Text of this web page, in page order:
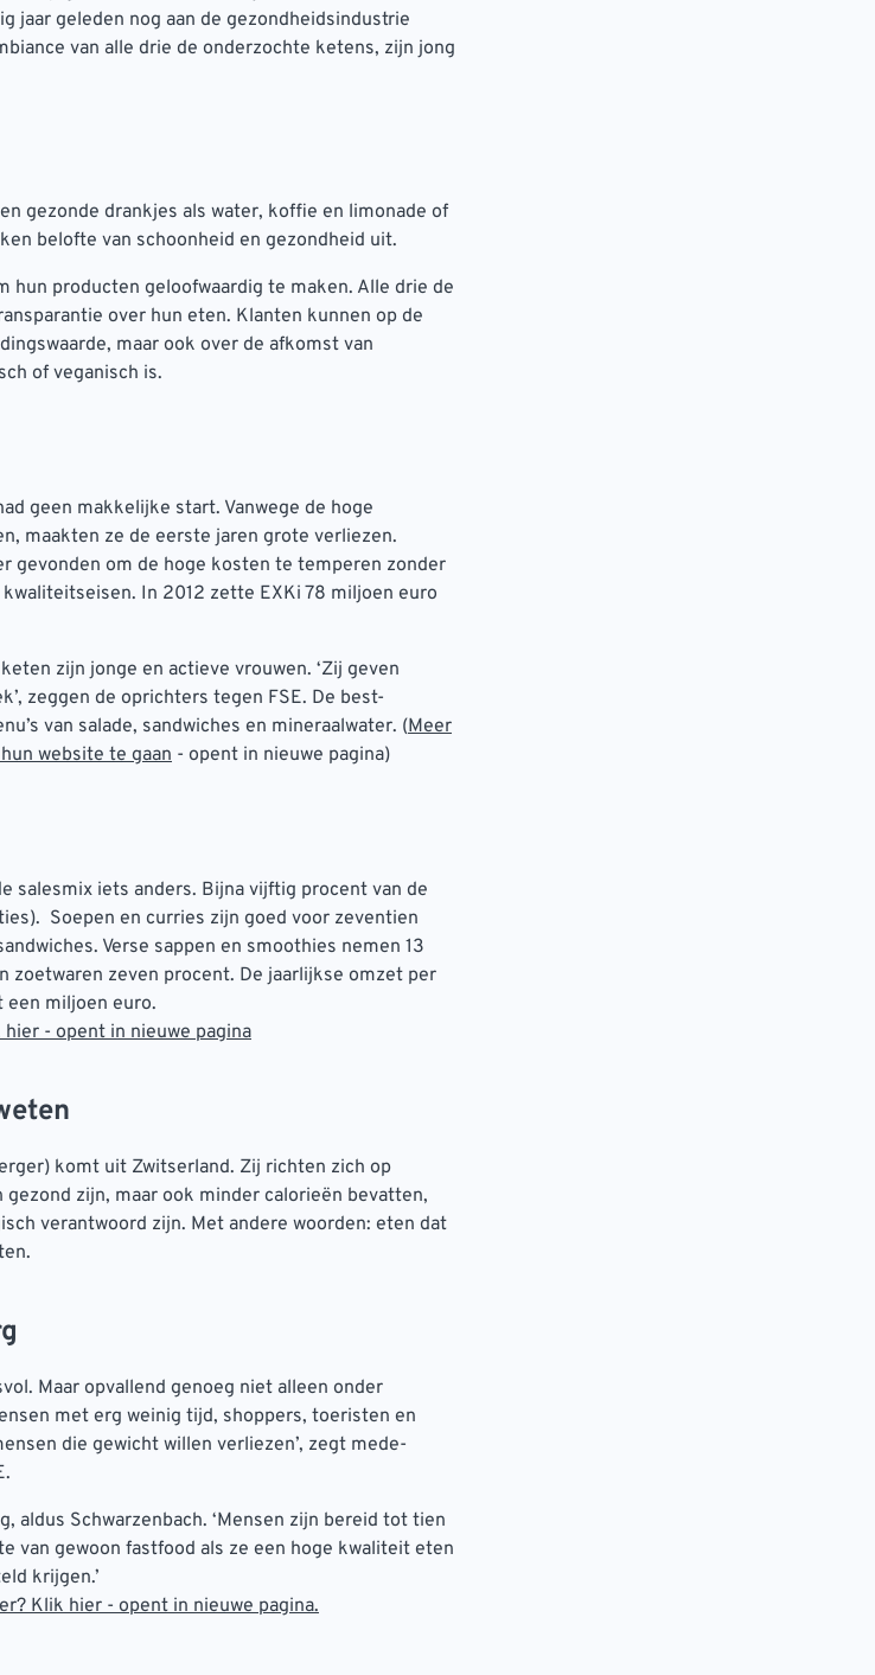
jaar geleden nog aan de gezondheidsindustrie
van alle drie de onderzochte ketens, zijn jong
gezonde drankjes als water, koffie en limonade of
belofte van schoonheid en gezondheid uit.
hun producten geloofwaardig te maken. Alle drie de
over hun eten. Klanten kunnen op de
maar ook over de afkomst van
of veganisch is.
geen makkelijke start. Vanwege de hoge
maakten ze de eerste jaren grote verliezen.
gevonden om de hoge kosten te temperen zonder
In 2012 zette EXKi 78 miljoen euro
zijn jonge en actieve vrouwen. ‘Zij geven
zeggen de oprichters tegen FSE. De best-
van salade, sandwiches en mineraalwater. (Meer
website te gaan - opent in nieuwe pagina)
salesmix iets anders. Bijna vijftig procent van de
Soepen en curries zijn goed voor zeventien
Verse sappen en smoothies nemen 13
zoetwaren zeven procent. De jaarlijkse omzet per
miljoen euro.
- opent in nieuwe pagina
komt uit Zwitserland. Zij richten zich op
zijn, maar ook minder calorieën bevatten,
verantwoord zijn. Met andere woorden: eten dat
Maar opvallend genoeg niet alleen onder
met erg weinig tijd, shoppers, toeristen en
die gewicht willen verliezen’, zegt mede-
aldus Schwarzenbach. ‘Mensen zijn bereid tot tien
van gewoon fastfood als ze een hoge kwaliteit eten
krijgen.’
Klik hier - opent in nieuwe pagina.